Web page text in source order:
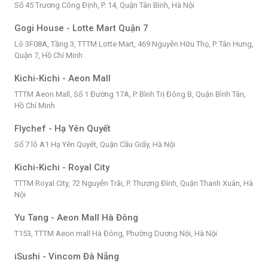
Số 45 Trương Công Định, P. 14, Quận Tân Bình, Hà Nội
Gogi House - Lotte Mart Quận 7
Lô 3F08A, Tầng 3, TTTM Lotte Mart, 469 Nguyễn Hữu Thọ, P. Tân Hưng,
Quận 7, Hồ Chí Minh
Kichi-Kichi - Aeon Mall
TTTM Aeon Mall, Số 1 Đường 17A, P. Bình Trị Đông B, Quận Bình Tân,
Hồ Chí Minh
Flychef - Hạ Yên Quyết
Số 7 lô A1 Hạ Yên Quyết, Quận Cầu Giấy, Hà Nội
Kichi-Kichi - Royal City
TTTM Royal City, 72 Nguyễn Trãi, P. Thượng Đình, Quận Thanh Xuân, Hà
Nội
Yu Tang - Aeon Mall Hà Đông
T153, TTTM Aeon mall Hà Đông, Phường Dương Nội, Hà Nội
iSushi - Vincom Đà Nẵng